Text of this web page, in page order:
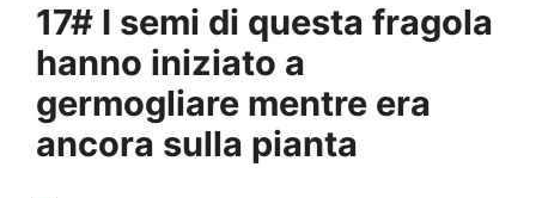
17# I semi di questa fragola
hanno iniziato a
germogliare mentre era
ancora sulla pianta